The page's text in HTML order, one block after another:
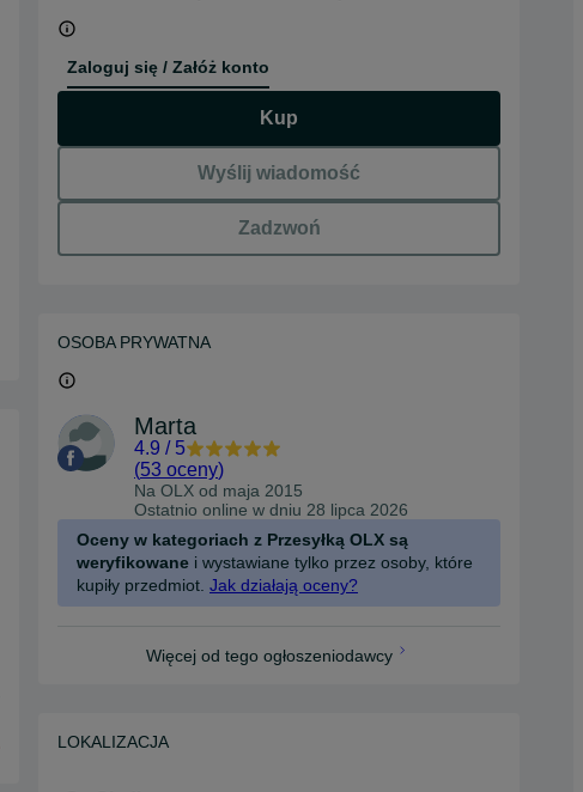
Zaloguj się / Załóż konto
Kup
Wyślij wiadomość
Zadzwoń
OSOBA PRYWATNA
Marta
4.9 / 5
(53 oceny)
Na OLX od maja 2015
Ostatnio online w dniu 28 lipca 2026
Oceny w kategoriach z Przesyłką OLX są
weryfikowane i wystawiane tylko przez osoby, które
kupiły przedmiot. Jak działają oceny?
Więcej od tego ogłoszeniodawcy
LOKALIZACJA